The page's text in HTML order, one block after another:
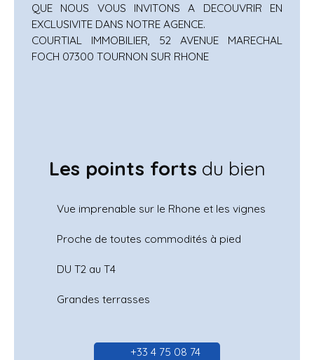
QUE NOUS VOUS INVITONS A DECOUVRIR EN
EXCLUSIVITE DANS NOTRE AGENCE.
COURTIAL IMMOBILIER, 52 AVENUE MARECHAL
FOCH 07300 TOURNON SUR RHONE
Les points forts du bien
Vue imprenable sur le Rhone et les vignes
Proche de toutes commodités à pied
DU T2 au T4
Grandes terrasses
+33 4 75 08 74